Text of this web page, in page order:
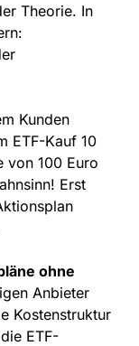
Theorie. In
Kunden
ETF-Kauf 10
von 100 Euro
Erst
ohne
Anbieter
Kostenstruktur
ETF-